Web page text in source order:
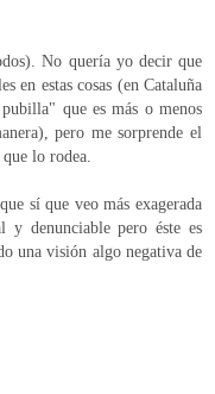
No quería yo decir que
en estas cosas (en Cataluña
que es más o menos
pero me sorprende el
lo rodea.
sí que veo más exagerada
y denunciable pero éste es
una visión algo negativa de